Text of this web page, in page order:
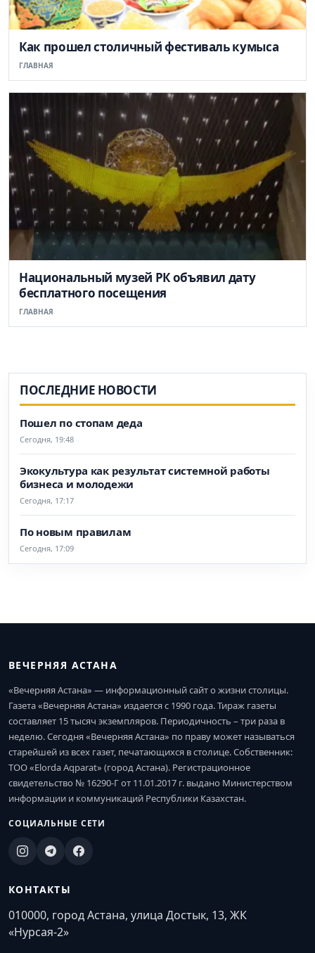
Как прошел столичный фестиваль кумыса
ГЛАВНАЯ
Национальный музей РК объявил дату
бесплатного посещения
ГЛАВНАЯ
ПОСЛЕДНИЕ НОВОСТИ
Пошел по стопам деда
Сегодня, 19:48
Экокультура как результат системной работы
бизнеса и молодежи
Сегодня, 17:17
По новым правилам
Сегодня, 17:09
ВЕЧЕРНЯЯ АСТАНА
«Вечерняя Астана» — информационный сайт о жизни столицы.
Газета «Вечерняя Астана» издается с 1990 года. Тираж газеты
составляет 15 тысяч экземпляров. Периодичность – три раза в
неделю. Сегодня «Вечерняя Астана» по праву может называться
старейшей из всех газет, печатающихся в столице. Собственник:
ТОО «Elorda Aqparat» (город Астана). Регистрационное
свидетельство № 16290-Г от 11.01.2017 г. выдано Министерством
информации и коммуникаций Республики Казахстан.
СОЦИАЛЬНЫЕ СЕТИ
КОНТАКТЫ
010000, город Астана, улица Достык, 13, ЖК
«Нурсая-2»